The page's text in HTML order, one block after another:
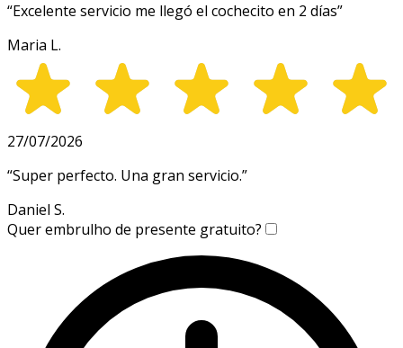
“Excelente servicio me llegó el cochecito en 2 días”
Maria L.
27/07/2026
“Super perfecto. Una gran servicio.”
Daniel S.
Quer embrulho de presente gratuito?